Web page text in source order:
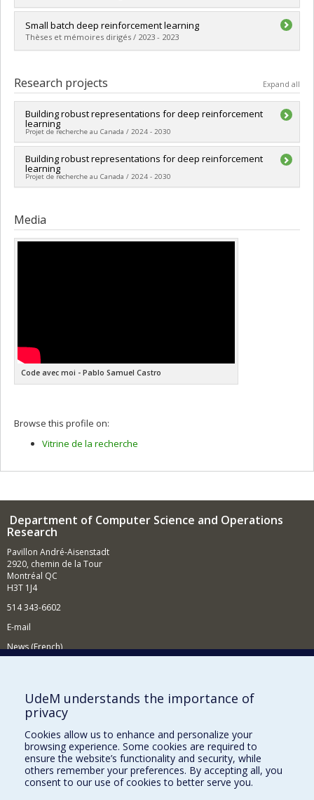
Graduate : Echchahed, Ayoub
Cycle : Master's
Grade :M. Sc.
Small batch deep reinforcement learning
Thèses et mémoires dirigés / 2023 - 2023
Cycle :Master's
Grade :M. Sc.
Lien vers le document dans Papyrus
Research projects Expand all
Building robust representations for deep reinforcement
learning
Projet de recherche au Canada / 2024 - 2030
Funding sources:CRSNG/Conseil de recherches en sciences
naturelles et génie du Canada (CRSNG)
Grant programs:
Building robust representations for deep reinforcement
learning
Projet de recherche au Canada / 2024 - 2030
Funding sources:
naturelles et génie du Canada (CRSNG)
Grant programs:PVXXXXXX-(DGECR) Tremplin vers la
Media
Code avec moi - Pablo Samuel Castro
Browse this profile on:
Vitrine de la recherche
Department of Computer Science and Operations
Research
Pavillon André-Aisenstadt
2920, chemin de la Tour
Montréal QC
H3T 1J4
514 343-6602
E-mail
News (French)
Supporting the Department
NEED HELP?
Site map
Report a problem
Accessibility
UdeM understands the importance of
privacy
Cookies allow us to enhance and personalize your
browsing experience. Some cookies are required to
ensure the website’s functionality and security, while
others remember your preferences. By accepting all, you
consent to our use of cookies to better serve you.